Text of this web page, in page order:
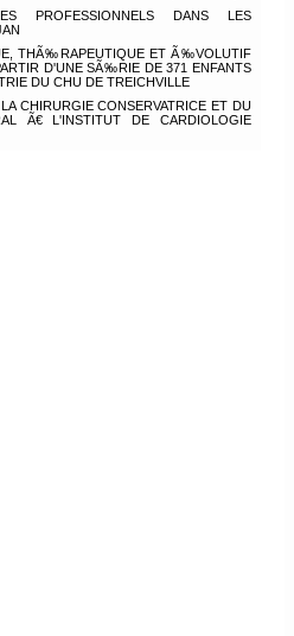
PROFESSIONNELS DANS LES
THÃ‰RAPEUTIQUE ET Ã‰VOLUTIF
D'UNE SÃ‰RIE DE 371 ENFANTS
DU CHU DE TREICHVILLE
CHIRURGIE CONSERVATRICE ET DU
Ã€ L'INSTITUT DE CARDIOLOGIE